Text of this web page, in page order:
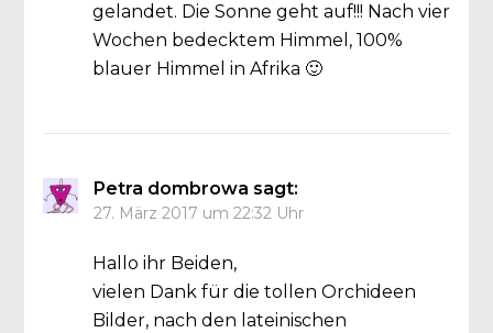
gelandet. Die Sonne geht auf!!! Nach vier
Wochen bedecktem Himmel, 100%
blauer Himmel in Afrika 🙂
Petra dombrowa sagt:
27. März 2017 um 22:32 Uhr
Hallo ihr Beiden,
vielen Dank für die tollen Orchideen
Bilder, nach den lateinischen